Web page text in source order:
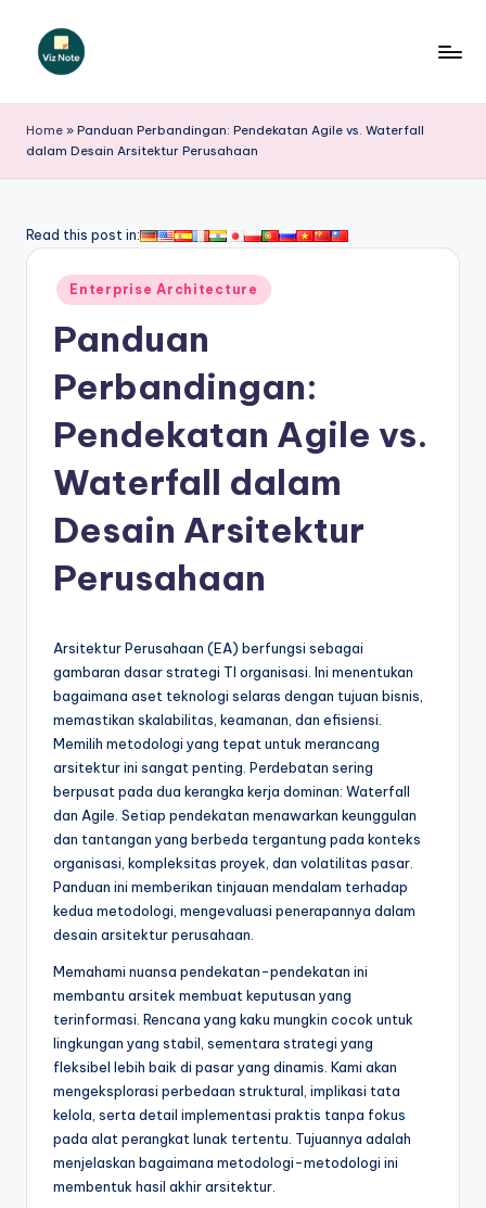
iz
N
t
si
A
si
&
w
Home » Panduan Perbandingan: Pendekatan Agile vs. Waterfall
dalam Desain Arsitektur Perusahaan
Read this post in:
Posted
in
Enterprise Architecture
Panduan
Perbandingan:
Pendekatan Agile vs.
Waterfall dalam
Desain Arsitektur
Perusahaan
Arsitektur Perusahaan (EA) berfungsi sebagai
gambaran dasar strategi TI organisasi. Ini menentukan
bagaimana aset teknologi selaras dengan tujuan bisnis,
memastikan skalabilitas, keamanan, dan efisiensi.
Memilih metodologi yang tepat untuk merancang
arsitektur ini sangat penting. Perdebatan sering
berpusat pada dua kerangka kerja dominan: Waterfall
dan Agile. Setiap pendekatan menawarkan keunggulan
dan tantangan yang berbeda tergantung pada konteks
organisasi, kompleksitas proyek, dan volatilitas pasar.
Panduan ini memberikan tinjauan mendalam terhadap
kedua metodologi, mengevaluasi penerapannya dalam
desain arsitektur perusahaan.
Memahami nuansa pendekatan-pendekatan ini
membantu arsitek membuat keputusan yang
terinformasi. Rencana yang kaku mungkin cocok untuk
lingkungan yang stabil, sementara strategi yang
fleksibel lebih baik di pasar yang dinamis. Kami akan
mengeksplorasi perbedaan struktural, implikasi tata
kelola, serta detail implementasi praktis tanpa fokus
pada alat perangkat lunak tertentu. Tujuannya adalah
menjelaskan bagaimana metodologi-metodologi ini
membentuk hasil akhir arsitektur.